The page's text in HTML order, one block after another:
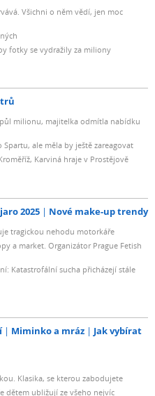
Všichni o něm vědí, jen moc
fotky se vydražily za miliony
milionu, majitelka odmítla nabídku
ale měla by ještě zareagovat
Karviná hraje v Prostějově
2025 Nové make-up trendy
tragickou nehodu motorkáře
a market. Organizátor Prague Fetish
Katastrofální sucha přicházejí stále
Miminko a mráz
Jak vybírat
Klasika, se kterou zabodujete
dětem ubližují ze všeho nejvíc